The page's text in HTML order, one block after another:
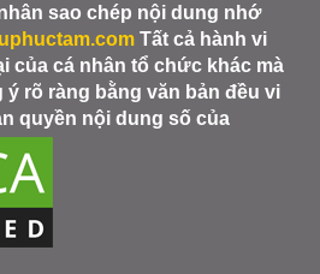
sao chép nội dung nhớ
Tất cả hành vi
của cá nhân tổ chức khác mà
rõ ràng bằng văn bản đều vi
quyền nội dung số của